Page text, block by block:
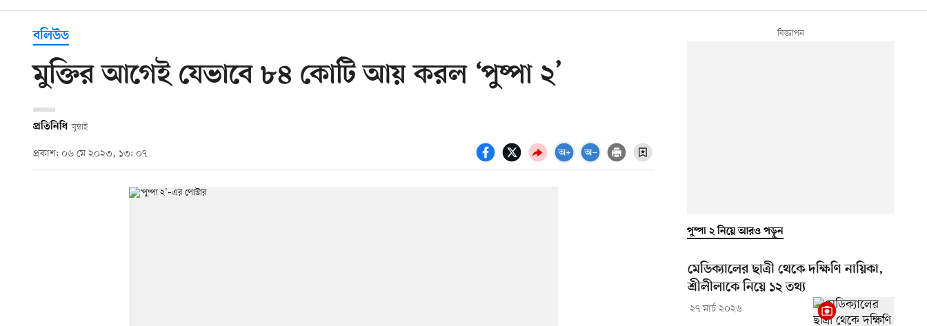
বলিউড
মুক্তির আগেই যেভাবে ৮৪ কোটি আয় করল ‘পুষ্পা ২’
প্রতিনিধি মুম্বাই
প্রকাশ: ০৬ মে ২০২৩, ১৩: ০৭
পুষ্পা ২ নিয়ে আরও পড়ুন
মেডিক্যালের ছাত্রী থেকে দক্ষিণি নায়িকা,
শ্রীলীলাকে নিয়ে ১২ তথ্য
২৭ মার্চ ২০২৬